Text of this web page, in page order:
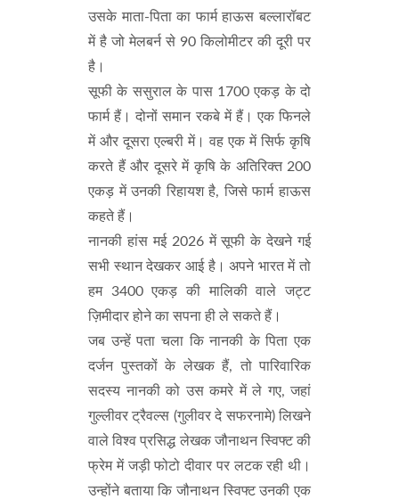
उसके माता-पिता का फार्म हाऊस बल्लारॉबट
में है जो मेलबर्न से 90 किलोमीटर की दूरी पर
है।
सूफी के ससुराल के पास 1700 एकड़ के दो
फार्म हैं। दोनों समान रकबे में हैं। एक फिनले
में और दूसरा एल्बरी में। वह एक में सिर्फ कृषि
करते हैं और दूसरे में कृषि के अतिरिक्त 200
एकड़ में उनकी रिहायश है, जिसे फार्म हाऊस
कहते हैं।
नानकी हांस मई 2026 में सूफी के देखने गई
सभी स्थान देखकर आई है। अपने भारत में तो
हम 3400 एकड़ की मालिकी वाले जट्ट
ज़िमीदार होने का सपना ही ले सकते हैं।
जब उन्हें पता चला कि नानकी के पिता एक
दर्जन पुस्तकों के लेखक हैं, तो पारिवारिक
सदस्य नानकी को उस कमरे में ले गए, जहां
गुल्लीवर ट्रैवल्स (गुलीवर दे सफरनामे) लिखने
वाले विश्व प्रसिद्ध लेखक जौनाथन स्विफ्ट की
फ्रेम में जड़ी फोटो दीवार पर लटक रही थी।
उन्होंने बताया कि जौनाथन स्विफ्ट उनकी एक